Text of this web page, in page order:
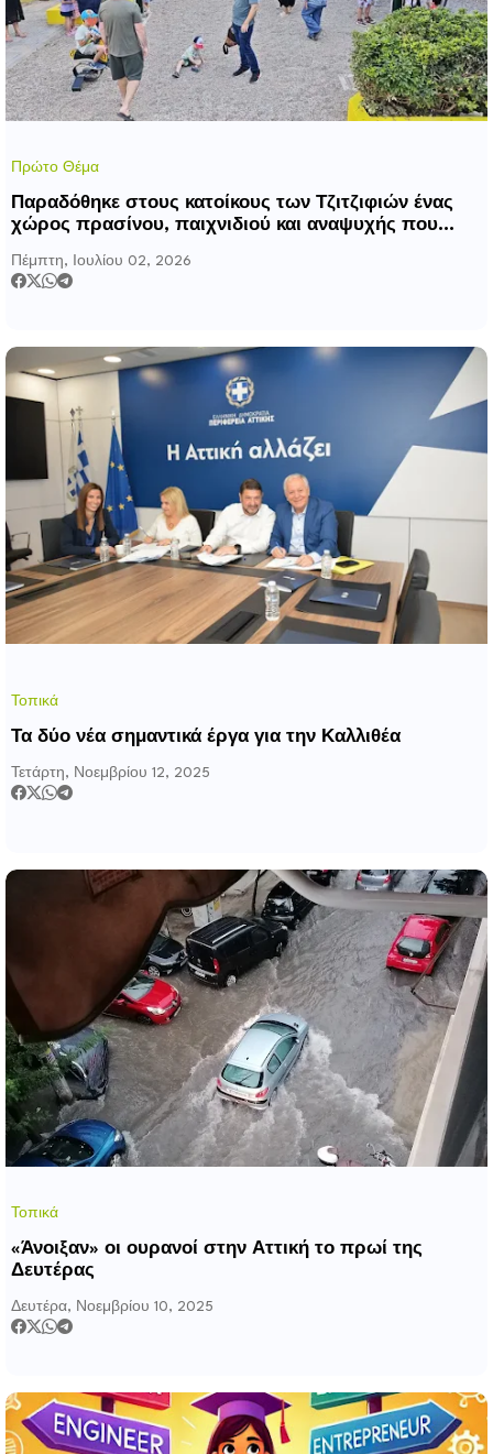
Πρώτο Θέμα
Παραδόθηκε στους κατοίκους των Τζιτζιφιών ένας
χώρος πρασίνου, παιχνιδιού και αναψυχής που
Πέμπτη, Ιουλίου 02, 2026
Τοπικά
Τα δύο νέα σημαντικά έργα για την Καλλιθέα
Τετάρτη, Νοεμβρίου 12, 2025
Τοπικά
«Άνοιξαν» οι ουρανοί στην Αττική το πρωί της
Δευτέρας
Δευτέρα, Νοεμβρίου 10, 2025